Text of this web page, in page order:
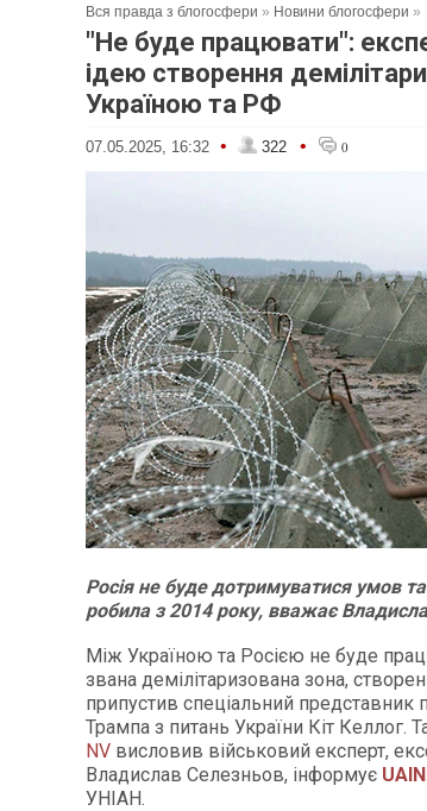
Вся правда з блогосфери » Новини блогосфери »
"Не буде працювати":
ідею створення
Україною та РФ
07.05.2025, 16:32 • 322 • 0
Росія не буде дотримуватися умов
робила з 2014 року, вважає
Між Україною та Росією не буде
звана демілітаризована зона,
припустив спеціальний
Трампа з питань України Кіт Келлог.
NV висловив військовий експерт,
Владислав Селезньов, інформує
УНІАН.